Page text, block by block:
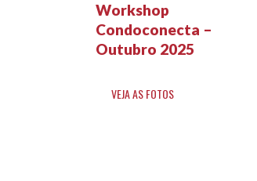
Workshop
Condoconecta –
Outubro 2025
VEJA AS FOTOS